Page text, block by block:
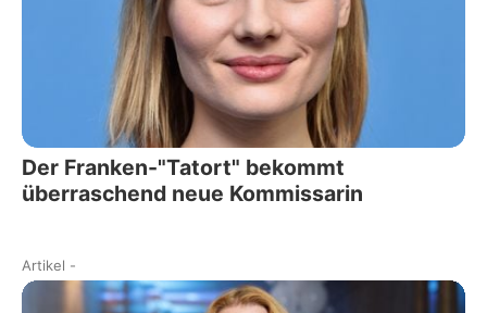
Der Franken-"Tatort" bekommt
überraschend neue Kommissarin
Artikel -